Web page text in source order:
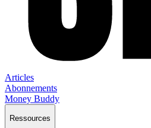
Articles
Abonnements
Money Buddy
Ressources